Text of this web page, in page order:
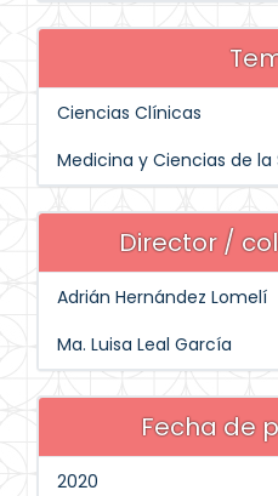
Ciencias Clínicas
Medicina y Ciencias de la
Director /
Adrián Hernández Lomelí
Ma. Luisa Leal García
Fecha de
2020